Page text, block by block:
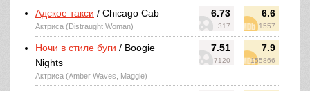
6.73
317
6.6
1557
Адское такси / Chicago Cab
Актриса (Distraught Woman)
7.51
7120
7.9
155866
Ночи в стиле буги / Boogie
Nights
Актриса (Amber Waves, Maggie)